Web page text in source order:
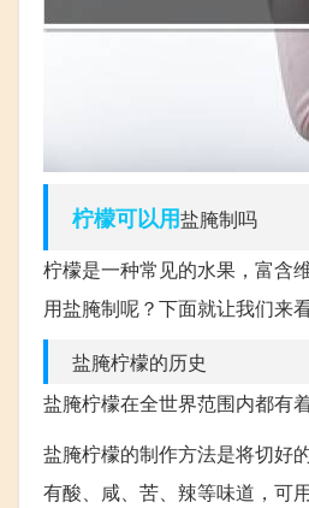
柠檬可以用盐腌制吗
柠檬是一种常见的水果，富含
用盐腌制呢？下面就让我们来看
盐腌柠檬的历史
盐腌柠檬在全世界范围内都有
盐腌柠檬的制作方法是将切好
有酸、咸、苦、辣等味道，可